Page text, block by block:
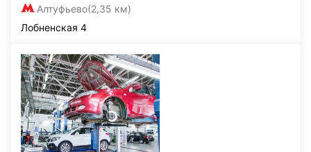
Алтуфьево(2,35 км)
Лобненская 4